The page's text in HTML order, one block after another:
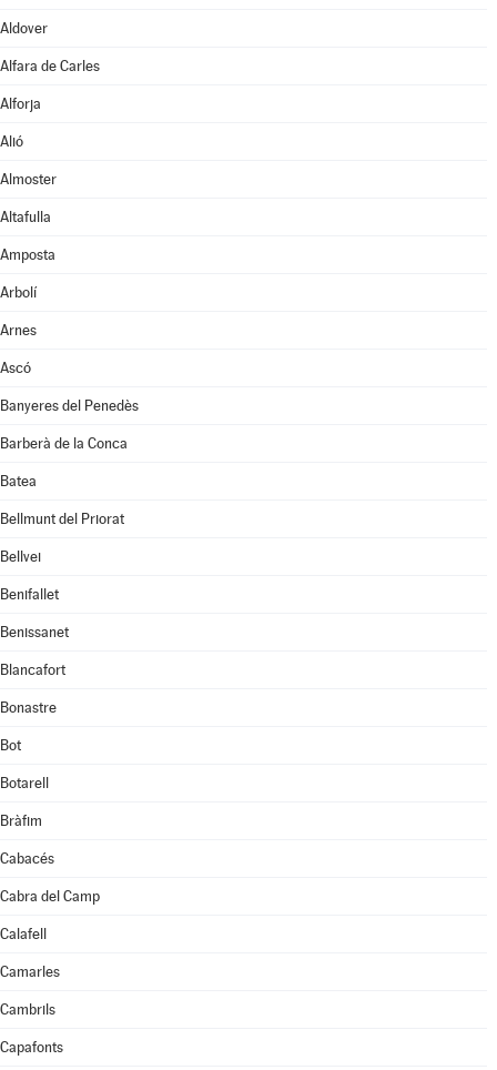
Aldover
Alfara de Carles
Alforja
Alió
Almoster
Altafulla
Amposta
Arbolí
Arnes
Ascó
Banyeres del Penedès
Barberà de la Conca
Batea
Bellmunt del Priorat
Bellvei
Benifallet
Benissanet
Blancafort
Bonastre
Bot
Botarell
Bràfim
Cabacés
Cabra del Camp
Calafell
Camarles
Cambrils
Capafonts